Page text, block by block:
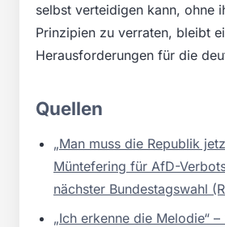
selbst verteidigen kann, ohne
Prinzipien zu verraten, bleibt
Herausforderungen für die
Quellen
„Man muss die Republik
Müntefering für AfD-
nächster Bundestagswahl
„Ich erkenne die Melodie“